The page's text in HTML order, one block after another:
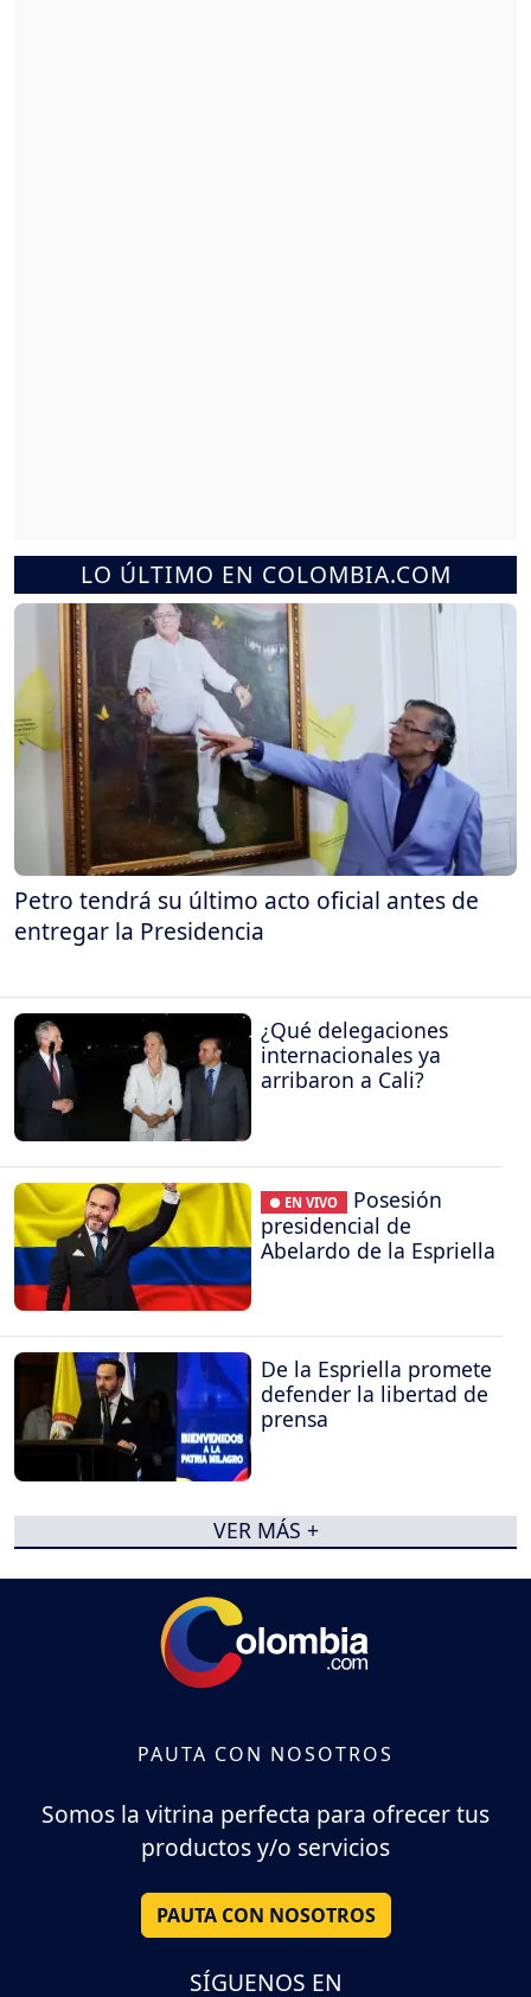
LO ÚLTIMO EN COLOMBIA.COM
Petro tendrá su último acto oficial antes de
entregar la Presidencia
¿Qué delegaciones
internacionales ya
arribaron a Cali?
● EN VIVO
Posesión
presidencial de
Abelardo de la Espriella
De la Espriella promete
defender la libertad de
prensa
VER MÁS +
PAUTA CON NOSOTROS
Somos la vitrina perfecta para ofrecer tus
productos y/o servicios
PAUTA CON NOSOTROS
SÍGUENOS EN